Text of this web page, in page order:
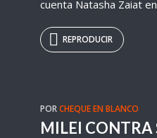
cuenta Natasha Zaiat
REPRODUCIR
PORCHEQUE EN BLANCO
MILEI CONTRA